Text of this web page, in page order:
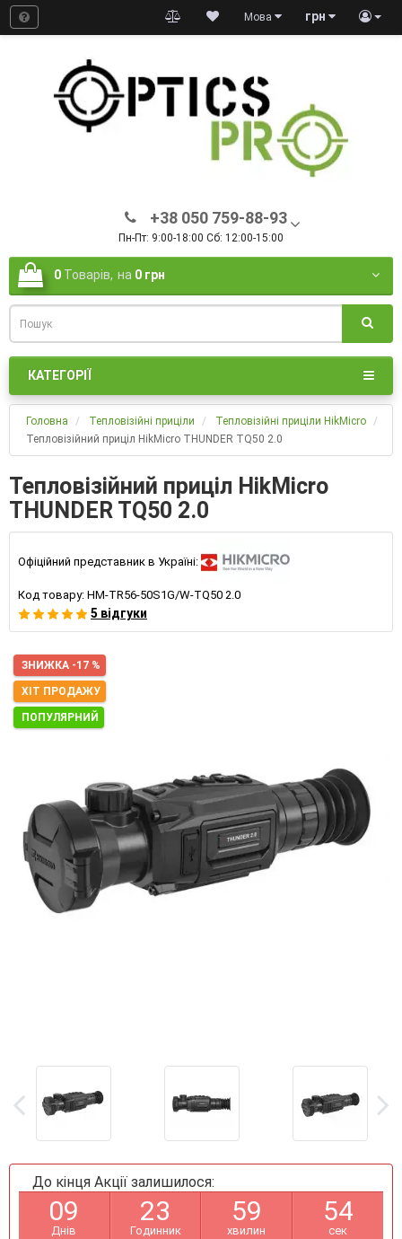
грн
Мова
+38 050 759-88-93
Пн-Пт: 9:00-18:00 Сб: 12:00-15:00
0 Товарів, на 0 грн
КАТЕГОРІЇ
Головна Тепловізійні приціли
Тепловізійні приціли HikMicro
Тепловізійний приціл HikMicro THUNDER TQ50 2.0
Тепловізійний приціл HikMicro
THUNDER TQ50 2.0
Офіційний представник в Україні:
Код товару: HM-TR56-50S1G/W-TQ50 2.0
5 відгуки
ЗНИЖКА -17 %
ХІТ ПРОДАЖУ
ПОПУЛЯРНИЙ
До кінця Акції залишилося:
09
Днів
23
Годинник
59
хвилин
53
сек